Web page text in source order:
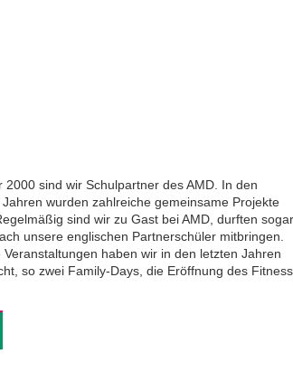
2000 sind wir Schulpartner des AMD. In den
wurden zahlreiche gemeinsame Projekte
sind wir zu Gast bei AMD, durften sogar
unsere englischen Partnerschüler mitbringen.
Veranstaltungen haben wir in den letzten Jahren
so zwei Family-Days, die Eröffnung des